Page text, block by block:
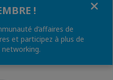
!
d’affaires de
et participez à plus de